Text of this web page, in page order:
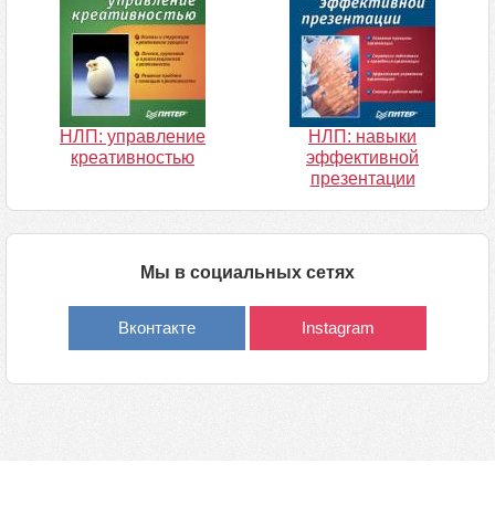
НЛП: управление
креативностью
НЛП: навыки
эффективной
презентации
Мы в социальных сетях
Вконтакте Instagram